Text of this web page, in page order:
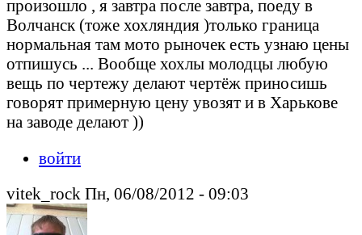
произошло , я завтра после завтра, поеду в
Волчанск (тоже хохляндия )только граница
нормальная там мото рыночек есть узнаю цены
отпишусь ... Вообще хохлы молодцы любую
вещь по чертежу делают чертёж приносишь
говорят примерную цену увозят и в Харькове
на заводе делают ))
войти
vitek_rock Пн, 06/08/2012 - 09:03